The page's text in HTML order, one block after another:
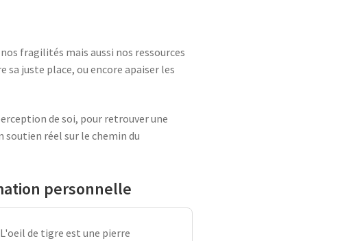
fragilités mais aussi nos ressources
sa juste place, ou encore apaiser les
de soi, pour retrouver une
réel sur le chemin du
personnelle
L'oeil de tigre est une pierre